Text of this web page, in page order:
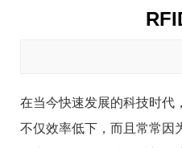
在当今快速发展的科技时代
不仅效率低下，而且常常因